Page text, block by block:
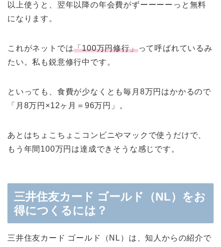
以上使うと、翌年以降の年会費がずーーーーっと無料
になります。
これがネットでは「100万円修行」って呼ばれているみ
たい。私も鋭意修行中です。
といっても、食費が少なくとも毎月8万円はかかるので
「月8万円×12ヶ月＝96万円」。
あとはちょこちょこコンビニやマックで使うだけで、
もう年間100万円は達成できそうな感じです。
三井住友カード ゴールド（NL）をお
得につくるには？
三井住友カード ゴールド（NL）は、知人からの紹介で